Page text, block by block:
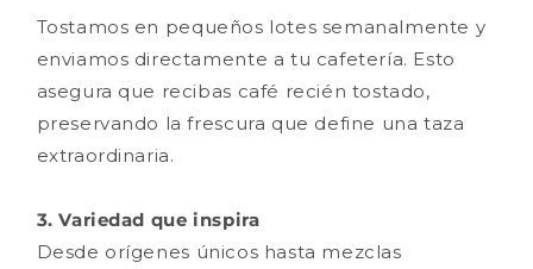
Tostamos en pequeños lotes semanalmente y
enviamos directamente a tu cafetería. Esto
asegura que recibas café recién tostado,
preservando la frescura que define una taza
extraordinaria.
3. Variedad que inspira
Desde orígenes únicos hasta mezclas